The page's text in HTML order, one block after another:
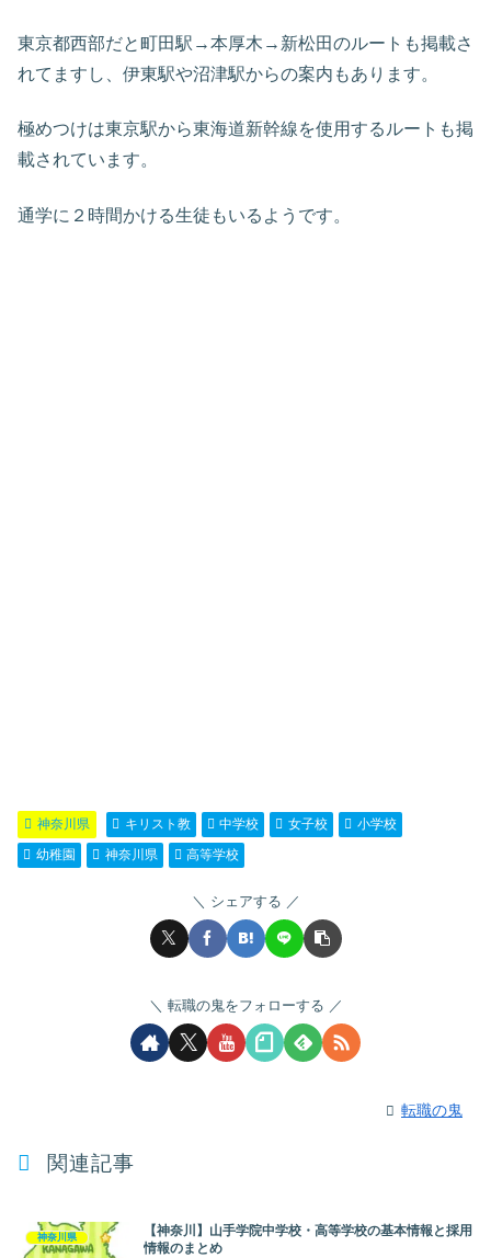
東京都西部だと町田駅→本厚木→新松田のルートも掲載さ
れてますし、伊東駅や沼津駅からの案内もあります。
極めつけは東京駅から東海道新幹線を使用するルートも掲
載されています。
通学に２時間かける生徒もいるようです。
神奈川県 キリスト教 中学校 女子校
小学校
幼稚園
神奈川県 高等学校
シェアする
転職の鬼をフォローする
転職の鬼
関連記事
神奈川県
【神奈川】山手学院中学校・高等学校の基本情報と採用
情報のまとめ